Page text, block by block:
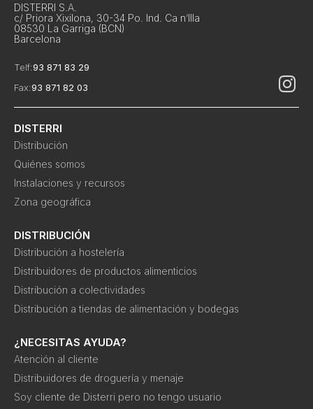
DISTERRI S.A.
c/ Priora Xixilona, 30-34 Po. Ind. Ca n’Illa
08530 La Garriga (BCN)
Barcelona
Telf:93 871 83 29
Fax:93 871 82 03
DISTERRI
Distribución
Quiénes somos
Instalaciones y recursos
Zona geográfica
DISTRIBUCIÓN
Distribución a hostelería
Distribuidores de productos alimenticios
Distribución a colectividades
Distribución a tiendas de alimentación y bodegas
¿NECESITAS AYUDA?
Atención al cliente
Distribuidores de droguería y menaje
Soy cliente de Disterri pero no tengo usuario